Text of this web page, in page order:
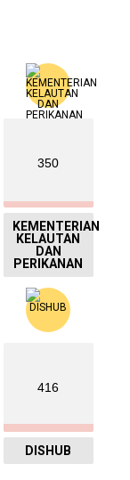
350
KEMENTERIAN
KELAUTAN
DAN
PERIKANAN
416
DISHUB